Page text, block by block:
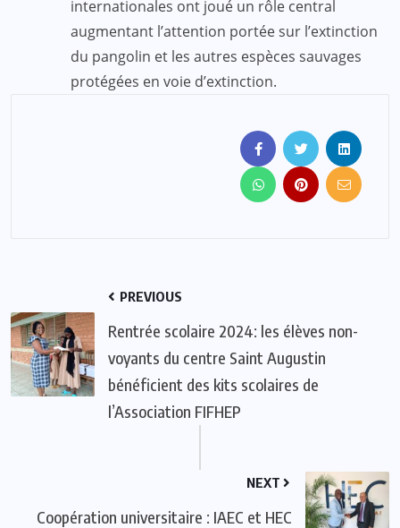
internationales ont joué un rôle central
augmentant l’attention portée sur l’extinction
du pangolin et les autres espèces sauvages
protégées en voie d’extinction.
PREVIOUS
Rentrée scolaire 2024: les élèves non-
voyants du centre Saint Augustin
bénéficient des kits scolaires de
l’Association FIFHEP
NEXT
Coopération universitaire : IAEC et HEC